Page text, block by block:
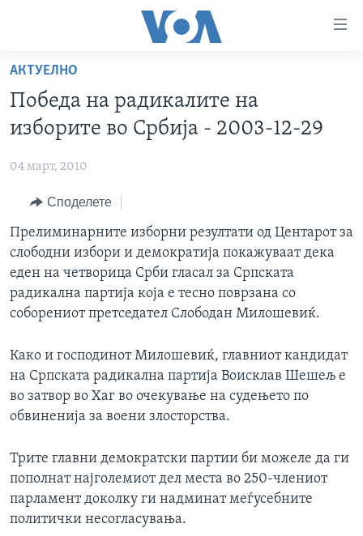
пристапност
Премини
на
главната
Премини
за
навигација
Пребарувај
ДОМА
РУБРИКИ
МАКЕДОНИЈА
СВЕТ
ЕКОНОМИЈА
ПОЛИТИКА
ЗДРАВЈЕ
НАУКА
УМЕТНОСТ И ЗАБАВА
ИНТЕРВЈУА
ФОТОГАЛЕРИИ
ДОКУМЕНТАРЦИ
АРХИВИРАНА ПРОГРАМА
NEWSFLASH - АРХИВА
ВЕСТИ ОД САД ВО МИНУТА - АРХИВА
ИЗБОРИ ВО САД 2020 - АРХИВА
ЗА НАС
Learning English
НАКУСО...
Јазици
АКТУЕЛНО
Победа на радикалите на
изборите во Србија - 2003-12-29
04 март, 2010
Споделете
Прелиминарните изборни резултати од Центарот за
слободни избори и демократија покажуваат дека
еден на четворица Срби гласал за Српската
радикална партија која е тесно поврзана со
соборениот претседател Слободан Милошевиќ.
Како и господинот Милошевиќ, главниот кандидат
на Српската радикална партија Воисклав Шешељ е
во затвор во Хаг во очекување на судењето по
обвиненија за воени злосторства.
Трите главни демократски партии би можеле да ги
пополнат најголемиот дел места во 250-члениот
парламент доколку ги надминат меѓусебните
политички несогласувања.